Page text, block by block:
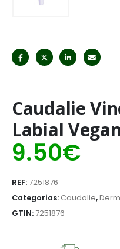
Caudalie
Labial
9.50€
REF: 7251876
Categorias: Caudalie,
GTIN: 7251876